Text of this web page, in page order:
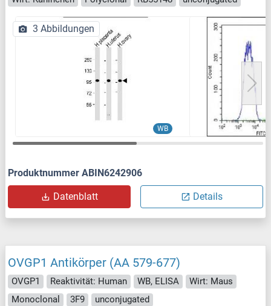
WB
3 Abbildungen
Produktnummer ABIN6242906
Datenblatt Details
OVGP1 Antikörper (AA 579-677)
OVGP1 Reaktivität: Human WB, ELISA
Wirt: Maus
Monoclonal
3F9 unconjugated